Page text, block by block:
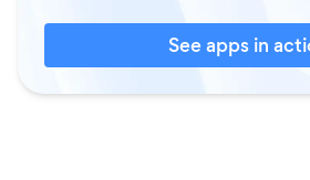
See apps in